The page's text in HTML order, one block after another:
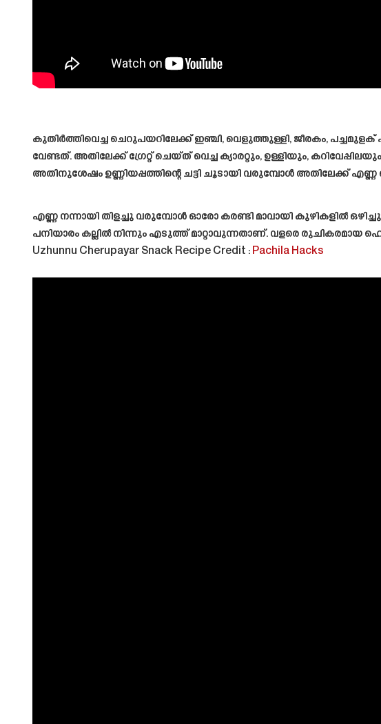
കുതിർത്തിവെച്ച ചെറുപയറിലേക്ക് ഇഞ്ചി, വെളുത്തുള്ളി, ജീരകം,
വേണ്ടത്. അതിലേക്ക് ഗ്രേറ്റ് ചെയ്ത് വെച്ച ക്യാരറ്റും, ഉള്ളിയും,
അതിനുശേഷം ഉണ്ണിയപ്പത്തിന്റെ ചട്ടി ചൂടായി വരുമ്പോൾ അതിലേക്ക്
എണ്ണ നന്നായി തിളച്ചു വരുമ്പോൾ ഓരോ കരണ്ടി മാവായി കുഴികളിൽ
പനിയാരം കല്ലിൽ നിന്നും എടുത്ത് മാറ്റാവുന്നതാണ്. വളരെ
Uzhunnu Cherupayar Snack Recipe Credit : Pachila Hacks